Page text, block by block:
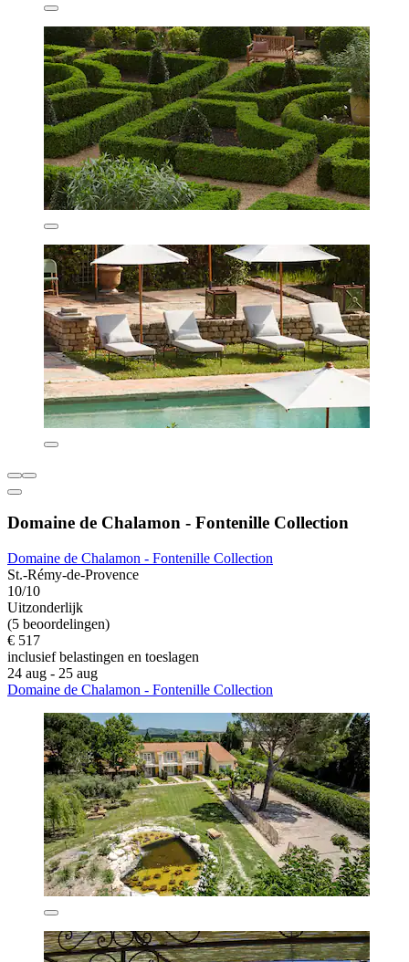
Domaine de Chalamon - Fontenille Collection
Domaine de Chalamon - Fontenille Collection
St.-Rémy-de-Provence
10/10
Uitzonderlijk
(5 beoordelingen)
€ 517
inclusief belastingen en toeslagen
24 aug - 25 aug
Domaine de Chalamon - Fontenille Collection